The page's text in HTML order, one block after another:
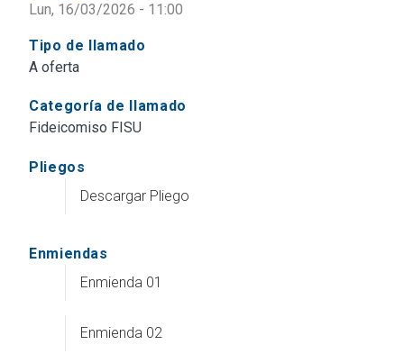
Lun, 16/03/2026 - 11:00
Tipo de llamado
A oferta
Categoría de llamado
Fideicomiso FISU
Pliegos
Descargar Pliego
Enmiendas
Enmienda 01
Enmienda 02